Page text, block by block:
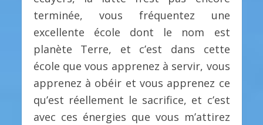
terminée, vous fréquentez une
excellente école dont le nom est
planète Terre, et c’est dans cette
école que vous apprenez à servir, vous
apprenez à obéir et vous apprenez ce
qu’est réellement le sacrifice, et c’est
avec ces énergies que vous m’attirez